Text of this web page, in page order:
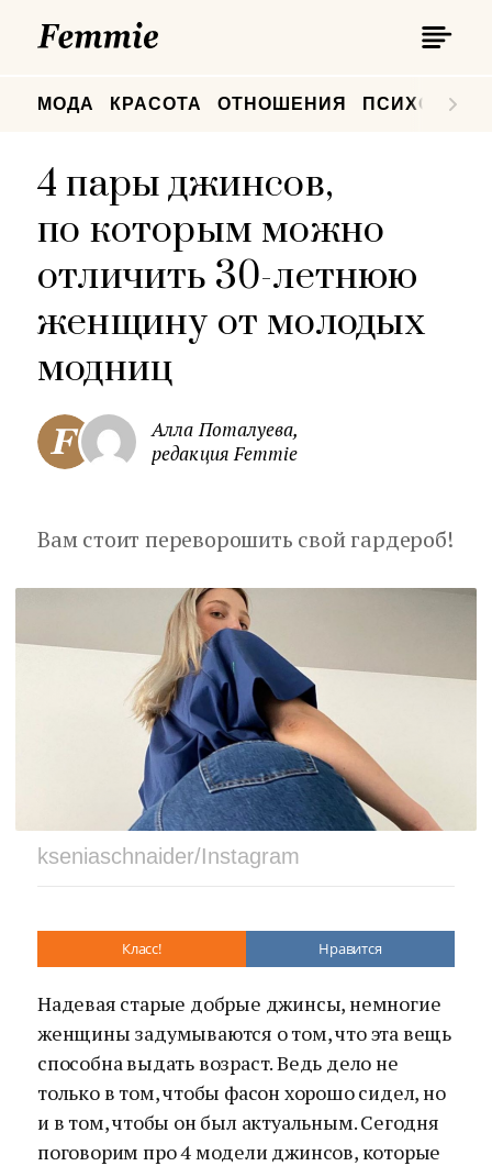
МОДА КРАСОТА ОТНОШЕНИЯ
4 пары джинсов,
по которым можно
отличить 30-летнюю
женщину от молодых
модниц
Алла Поталуева,
редакция Femmie
Вам стоит переворошить свой гардероб!
kseniaschnaider/Instagram
Класс! Нравится
Надевая старые добрые джинсы, немногие
женщины задумываются о том, что эта вещь
способна выдать возраст. Ведь дело не
только в том, чтобы фасон хорошо сидел, но
и в том, чтобы он был актуальным.Сегодня
поговорим про 4 модели джинсов, которые